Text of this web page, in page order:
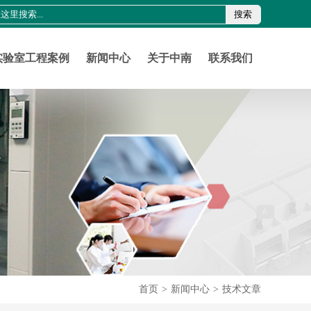
搜索
验室工程案例 新闻中心 关于中南 联系我们
首页 > 新闻中心 > 技术文章